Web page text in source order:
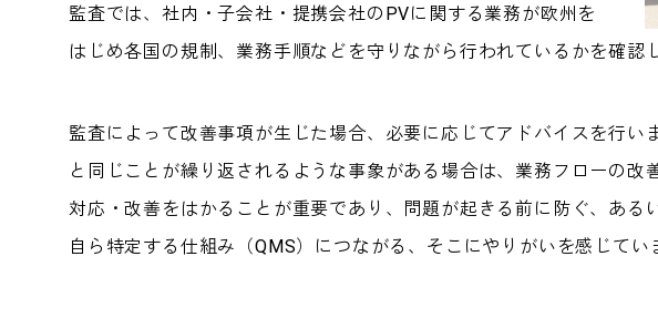
監査では、社内・子会社・提携会社のPVに関する業務が欧州を
はじめ各国の規制、業務手順などを守りながら行われているかを確認
監査によって改善事項が生じた場合、必要に応じてアドバイスを行い
と同じことが繰り返されるような事象がある場合は、業務フローの改
対応・改善をはかることが重要であり、問題が起きる前に防ぐ、ある
自ら特定する仕組み（QMS）につながる、そこにやりがいを感じてい